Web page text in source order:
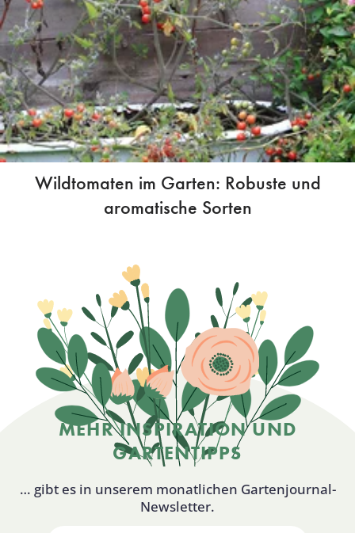
Wildtomaten im Garten: Robuste und
aromatische Sorten
MEHR INSPIRATION UND
GARTENTIPPS
… gibt es in unserem monatlichen Gartenjournal-
Newsletter.